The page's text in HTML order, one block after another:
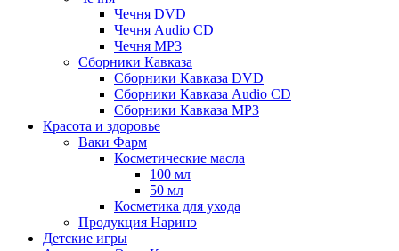
Чечня DVD
Чечня Audio CD
Чечня MP3
Сборники Кавказа
Сборники Кавказа DVD
Сборники Кавказа Audio CD
Сборники Кавказа MP3
Красота и здоровье
Ваки Фарм
Косметические масла
100 мл
50 мл
Косметика для ухода
Продукция Наринэ
Детские игры